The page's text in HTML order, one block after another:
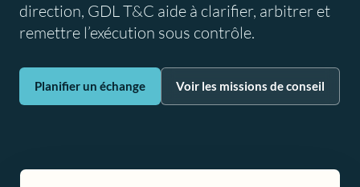
direction, GDL T&C aide à clarifier, arbitrer et
remettre l’exécution sous contrôle.
Planifier un échange Voir les missions de conseil